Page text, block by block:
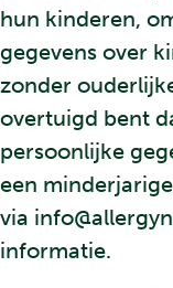
hun kinderen,
gegevens over
zonder
overtuigd bent
persoonlijke
een
via
informatie.